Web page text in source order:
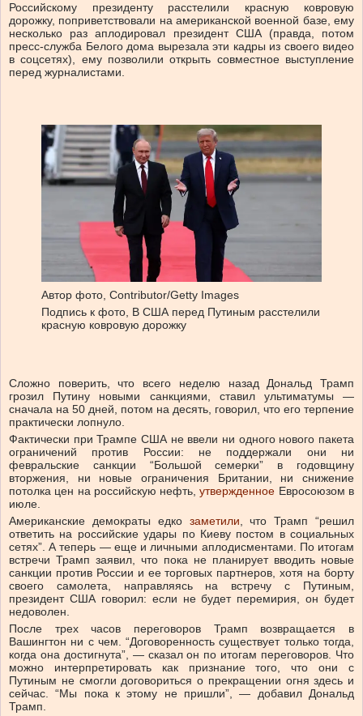
Российскому президенту расстелили красную ковровую
дорожку, поприветствовали на американской военной базе, ему
несколько раз аплодировал президент США (правда, потом
пресс-служба Белого дома вырезала эти кадры из своего видео
в соцсетях), ему позволили открыть совместное выступление
перед журналистами.
Автор фото, Contributor/Getty Images
Подпись к фото, В США перед Путиным расстелили
красную ковровую дорожку
Сложно поверить, что всего неделю назад Дональд Трамп
грозил Путину новыми санкциями, ставил ультиматумы —
сначала на 50 дней, потом на десять, говорил, что его терпение
практически лопнуло.
Фактически при Трампе США не ввели ни одного нового пакета
ограничений против России: не поддержали они ни
февральские санкции “Большой семерки” в годовщину
вторжения, ни новые ограничения Британии, ни снижение
потолка цен на российскую нефть,утвержденное Евросоюзом в
июле.
Американские демократы едко заметили, что Трамп “решил
ответить на российские удары по Киеву постом в социальных
сетях”. А теперь — еще и личными аплодисментами. По итогам
встречи Трамп заявил, что пока не планирует вводить новые
санкции против России и ее торговых партнеров, хотя на борту
своего самолета, направляясь на встречу с Путиным,
президент США говорил: если не будет перемирия, он будет
недоволен.
После трех часов переговоров Трамп возвращается в
Вашингтон ни с чем. “Договоренность существует только тогда,
когда она достигнута”, — сказал он по итогам переговоров. Что
можно интерпретировать как признание того, что они с
Путиным не смогли договориться о прекращении огня здесь и
сейчас. “Мы пока к этому не пришли”, — добавил Дональд
Трамп.